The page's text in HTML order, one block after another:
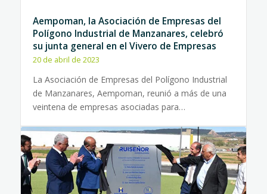
Aempoman, la Asociación de Empresas del
Polígono Industrial de Manzanares, celebró
su junta general en el Vivero de Empresas
20 de abril de 2023
La Asociación de Empresas del Polígono Industrial
de Manzanares, Aempoman, reunió a más de una
veintena de empresas asociadas para…